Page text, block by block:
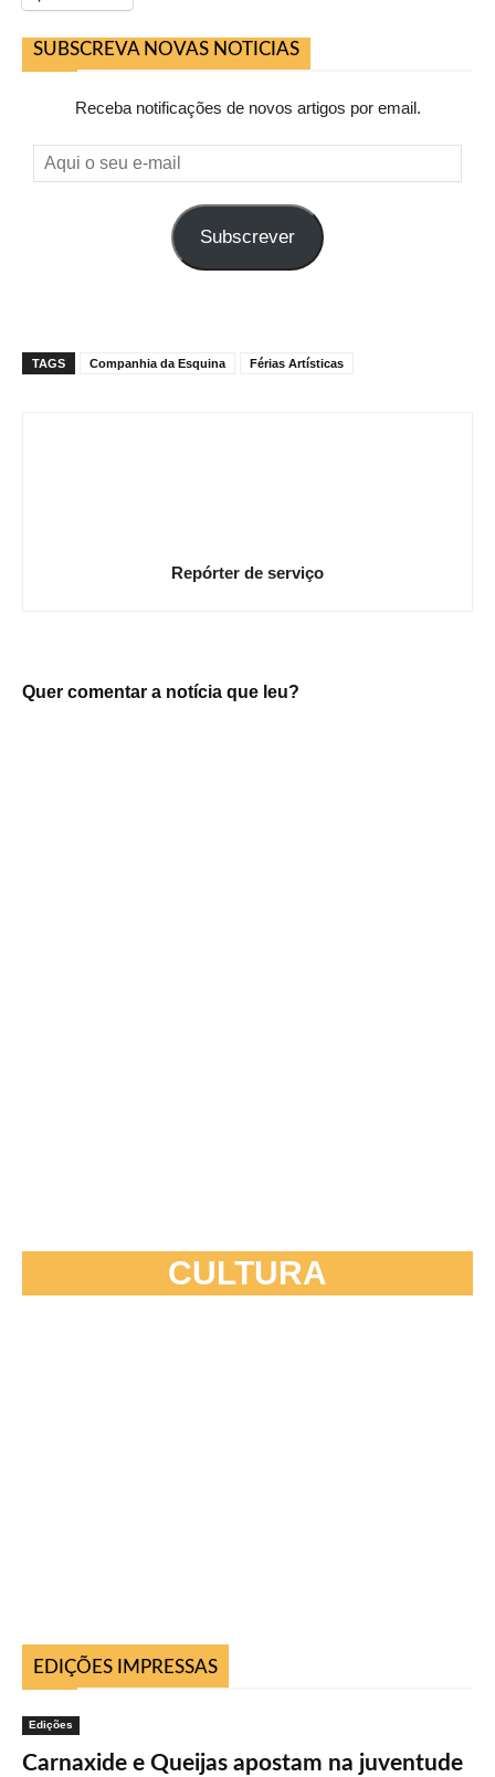
SUBSCREVA NOVAS NOTICIAS
Receba notificações de novos artigos por email.
Aqui
o
Subscrever
TAGS Companhia da Esquina Férias Artísticas
Repórter de serviço
Quer comentar a notícia que leu?
CULTURA
EDIÇÕES IMPRESSAS
Edições
Carnaxide e Queijas apostam na juventude